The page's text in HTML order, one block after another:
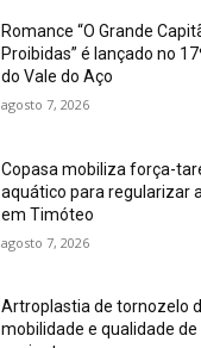
Romance “O Grande
Proibidas” é lançado no
do Vale do Aço
agosto 7, 2026
Copasa mobiliza força-
aquático para regularizar
em Timóteo
agosto 7, 2026
Artroplastia de tornozelo
mobilidade e qualidade de